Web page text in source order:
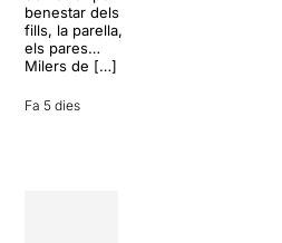
benestar dels
fills, la parella,
els pares…
Milers de […]
Fa 5 dies